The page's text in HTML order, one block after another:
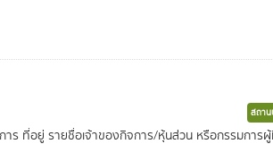
สถาน
ร ที่อยู่ รายชื่อเจ้าของกิจการ/หุ้นส่วน หรือกรรมการ